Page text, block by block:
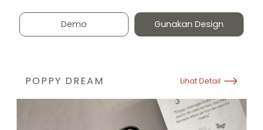
Demo Gunakan Design
POPPY DREAM Lihat Detail